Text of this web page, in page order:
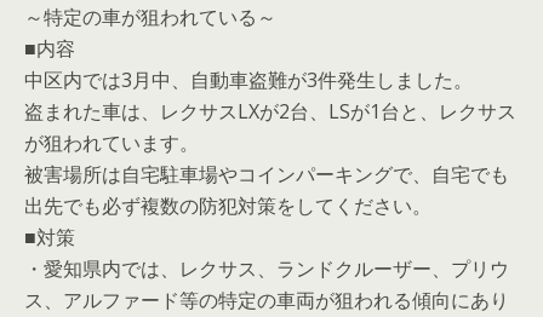
～特定の車が狙われている～
■内容
中区内では3月中、自動車盗難が3件発生しました。
盗まれた車は、レクサスLXが2台、LSが1台と、レクサス
が狙われています。
被害場所は自宅駐車場やコインパーキングで、自宅でも
出先でも必ず複数の防犯対策をしてください。
■対策
・愛知県内では、レクサス、ランドクルーザー、プリウ
ス、アルファード等の特定の車両が狙われる傾向にあり